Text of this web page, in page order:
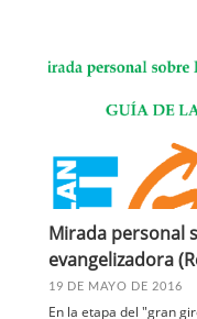
Mirada personal
evangelizadora
19 DE MAYO DE 2016
En la etapa del "gran